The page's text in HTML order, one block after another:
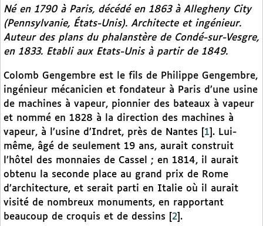
Né en 1790 à Paris, décédé en 1863 à Allegheny City
(Pennsylvanie, États-Unis). Architecte et ingénieur.
Auteur des plans du phalanstère de Condé-sur-Vesgre,
en 1833. Etabli aux Etats-Unis à partir de 1849.
Colomb Gengembre est le fils de Philippe Gengembre,
ingénieur mécanicien et fondateur à Paris d’une usine
de machines à vapeur, pionnier des bateaux à vapeur
et nommé en 1828 à la direction des machines à
vapeur, à l’usine d’Indret, près de Nantes
1 . Lui-
même, âgé de seulement 19 ans, aurait construit
l’hôtel des monnaies de Cassel ; en 1814, il aurait
obtenu la seconde place au grand prix de Rome
d’architecture, et serait parti en Italie où il aurait
visité de nombreux monuments, en rapportant
beaucoup de croquis et de dessins
2 .